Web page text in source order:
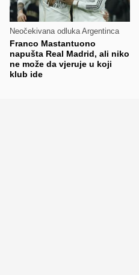
Neočekivana odluka Argentinca
Franco Mastantuono
napušta Real Madrid, ali niko
ne može da vjeruje u koji
klub ide